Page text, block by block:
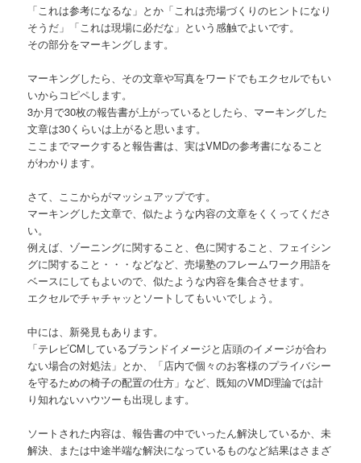
「これは参考になるな」とか「これは売場づくりのヒントになり
そうだ」「これは現場に必だな」という感触でよいです。
その部分をマーキングします。
マーキングしたら、その文章や写真をワードでもエクセルでもい
いからコピペします。
3か月で30枚の報告書が上がっているとしたら、マーキングした
文章は30くらいは上がると思います。
ここまでマークすると報告書は、実はVMDの参考書になること
がわかります。
さて、ここからがマッシュアップです。
マーキングした文章で、似たような内容の文章をくくってくださ
い。
例えば、ゾーニングに関すること、色に関すること、フェイシン
グに関すること・・・などなど、売場塾のフレームワーク用語を
ベースにしてもよいので、似たような内容を集合させます。
エクセルでチャチャッとソートしてもいいでしょう。
中には、新発見もあります。
「テレビCMしているブランドイメージと店頭のイメージが合わ
ない場合の対処法」とか、「店内で個々のお客様のプライバシー
を守るための椅子の配置の仕方」など、既知のVMD理論では計
り知れないハウツーも出現します。
ソートされた内容は、報告書の中でいったん解決しているか、未
解決、または中途半端な解決になっているものなど結果はさまざ